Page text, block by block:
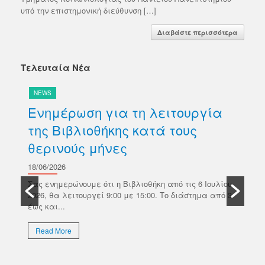
υπό την επιστημονική διεύθυνση […]
Διαβάστε περισσότερα
Τελευταία Νέα
NEWS
Ενημέρωση για τη λειτουργία
της Βιβλιοθήκης κατά τους
θερινούς μήνες
18/06/2026
Σας ενημερώνουμε ότι η Βιβλιοθήκη από τις 6 Ιουλίου
2026, θα λειτουργεί 9:00 με 15:00. Το διάστημα από 3
έως και...
Read More